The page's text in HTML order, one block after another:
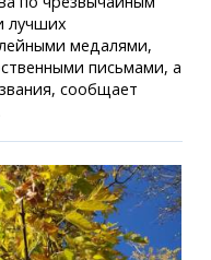
лучших
медалями,
письмами, а
сообщает